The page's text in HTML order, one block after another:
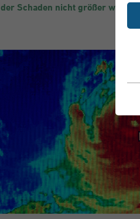
der Schaden nicht größer wird.